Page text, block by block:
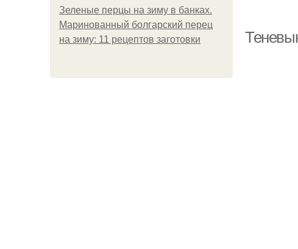
Зеленые перцы на зиму в банках.
Маринованный болгарский перец
на зиму: 11 рецептов заготовки